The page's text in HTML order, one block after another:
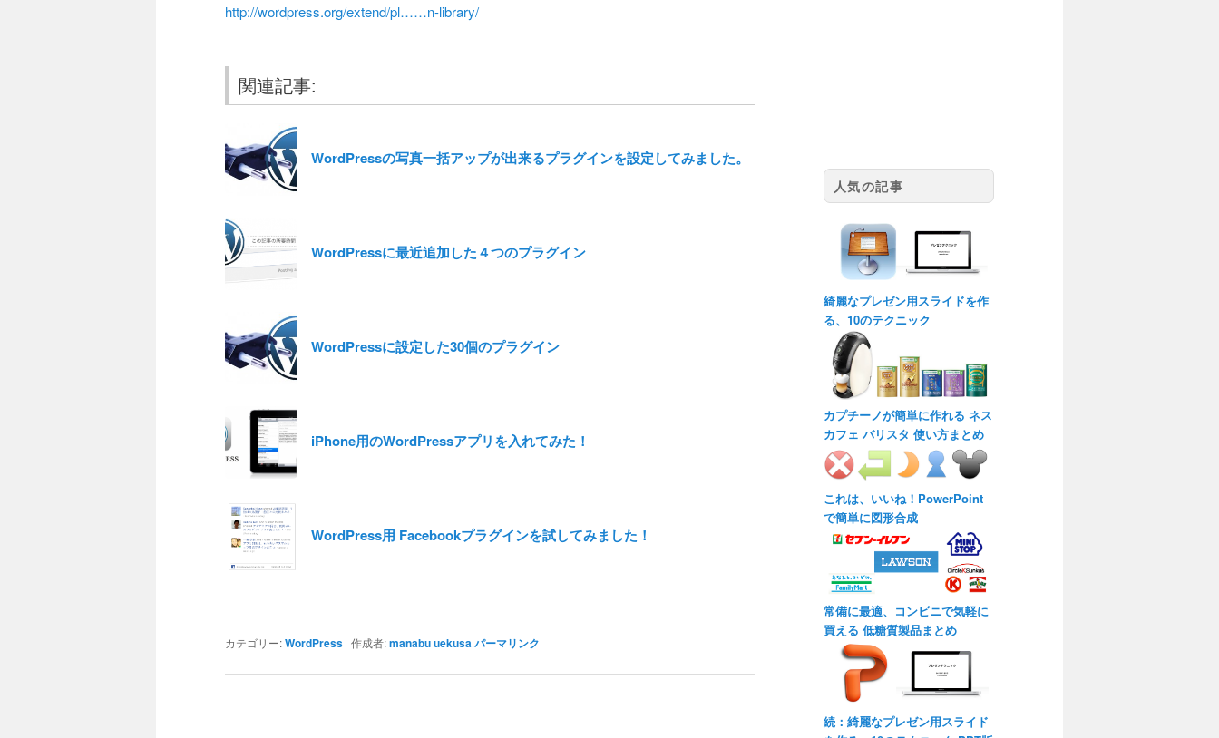
http://wordpress.org/extend/pl……n-library/
関連記事:
WordPressの写真一括アップが出来るプラグインを設定してみました。
WordPressに最近追加した４つのプラグイン
WordPressに設定した30個のプラグイン
iPhone用のWordPressアプリを入れてみた！
WordPress用 Facebookプラグインを試してみました！
カテゴリー:WordPress 作成者:manabu uekusaパーマリンク
人気の記事
綺麗なプレゼン用スライドを作
る、10のテクニック
カプチーノが簡単に作れる ネス
カフェ バリスタ 使い方まとめ
これは、いいね！PowerPoint
で簡単に図形合成
常備に最適、コンビニで気軽に
買える 低糖質製品まとめ
続：綺麗なプレゼン用スライド